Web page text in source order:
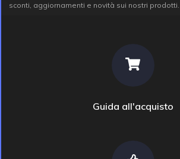
sconti, aggiornamenti e novità sui nostri prodotti.
Guida all'acquisto